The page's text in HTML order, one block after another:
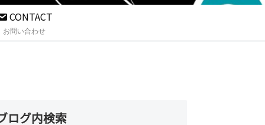
CONTACT
お問い合わせ
ログ内検索